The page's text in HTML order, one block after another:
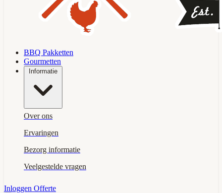
BBQ Pakketten
Gourmetten
Informatie
Over ons
Ervaringen
Bezorg informatie
Veelgestelde vragen
Inloggen Offerte